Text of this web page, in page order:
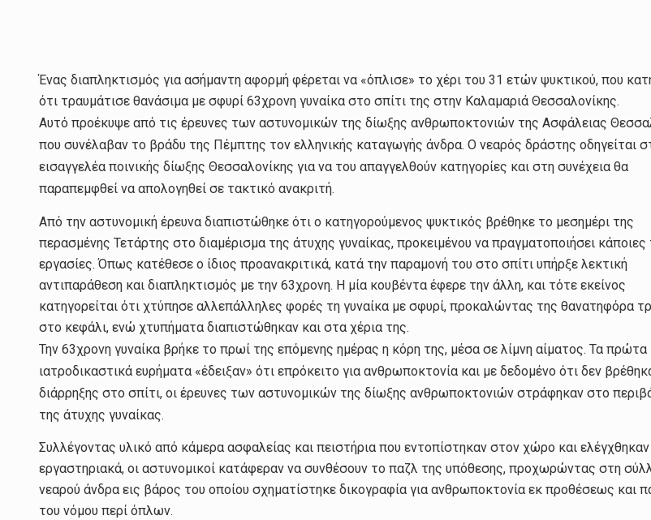
Ένας διαπληκτισμός για ασήμαντη αφορμή φέρεται να «όπλισε» το χέρι του 31 ετών ψυκτικού, που
ότι τραυμάτισε θανάσιμα με σφυρί 63χρονη γυναίκα στο σπίτι της στην Καλαμαριά Θεσσαλονίκης.
Αυτό προέκυψε από τις έρευνες των αστυνομικών της δίωξης ανθρωποκτονιών της Ασφάλειας
που συνέλαβαν το βράδυ της Πέμπτης τον ελληνικής καταγωγής άνδρα. Ο νεαρός δράστης οδηγείται
εισαγγελέα ποινικής δίωξης Θεσσαλονίκης για να του απαγγελθούν κατηγορίες και στη συνέχεια θα
παραπεμφθεί να απολογηθεί σε τακτικό ανακριτή.
Από την αστυνομική έρευνα διαπιστώθηκε ότι ο κατηγορούμενος ψυκτικός βρέθηκε το μεσημέρι της
περασμένης Τετάρτης στο διαμέρισμα της άτυχης γυναίκας, προκειμένου να πραγματοποιήσει κάποιες
εργασίες. Όπως κατέθεσε ο ίδιος προανακριτικά, κατά την παραμονή του στο σπίτι υπήρξε λεκτική
αντιπαράθεση και διαπληκτισμός με την 63χρονη. Η μία κουβέντα έφερε την άλλη, και τότε εκείνος
κατηγορείται ότι χτύπησε αλλεπάλληλες φορές τη γυναίκα με σφυρί, προκαλώντας της θανατηφόρα
στο κεφάλι, ενώ χτυπήματα διαπιστώθηκαν και στα χέρια της.
Την 63χρονη γυναίκα βρήκε το πρωί της επόμενης ημέρας η κόρη της, μέσα σε λίμνη αίματος. Τα πρώτα
ιατροδικαστικά ευρήματα «έδειξαν» ότι επρόκειτο για ανθρωποκτονία και με δεδομένο ότι δεν
διάρρηξης στο σπίτι, οι έρευνες των αστυνομικών της δίωξης ανθρωποκτονιών στράφηκαν στο
της άτυχης γυναίκας.
Συλλέγοντας υλικό από κάμερα ασφαλείας και πειστήρια που εντοπίστηκαν στον χώρο και ελέγχθηκαν
εργαστηριακά, οι αστυνομικοί κατάφεραν να συνθέσουν το παζλ της υπόθεσης, προχωρώντας στη
νεαρού άνδρα εις βάρος του οποίου σχηματίστηκε δικογραφία για ανθρωποκτονία εκ προθέσεως και
του νόμου περί όπλων.